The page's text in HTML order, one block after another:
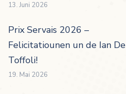
13. Juni 2026
Prix Servais 2026 –
Felicitatiounen un de Ian De
Toffoli!
19. Mai 2026